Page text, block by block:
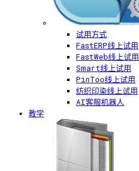
试用方式
FastERP线上试用
FastWeb线上试用
Smart线上试用
PinToo线上试用
纺织印染线上试用
AI客服机器人
教学